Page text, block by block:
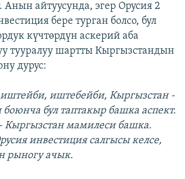
айтуусунда, эгер Орусия 2
бере турган болсо, бул
күчтөрдүн аскерий аба
тууралуу шартты Кыргызстандын
дурус:
иштейби, иштебейби, Кыргызстан -
бул таптакыр башка аспект.
Кыргызстан мамилеси башка.
инвестиция салгысы келсе,
рыногу ачык.